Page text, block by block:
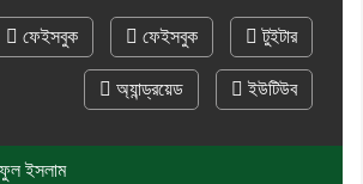
ফেইসবুক ফেইসবুক টুইটার
অ্যান্ড্রয়েড ইউটিউব
ইসলাম